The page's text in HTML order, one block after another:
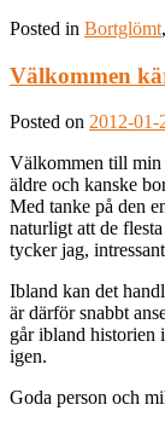
Posted in Bortglömt,
Välkommen
Posted on 2012-01-
Välkommen till min
äldre och kanske
Med tanke på den
naturligt att de
tycker jag,
Ibland kan det
är därför snabbt
går ibland historien
igen.
Goda person och